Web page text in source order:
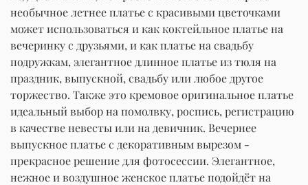
необычное летнее платье с красивыми цветочками
может использоваться и как коктейльное платье на
вечеринку с друзьями, и как платье на свадьбу
подружкам, элегантное длинное платье из тюля на
праздник, выпускной, свадьбу или любое другое
торжество. Также это кремовое оригинальное платье
идеальный выбор на помолвку, роспись, регистрацию
в качестве невесты или на девичник. Вечернее
выпускное платье с декоративным вырезом -
прекрасное решение для фотосессии. Элегантное,
нежное и воздушное женское платье подойдёт на